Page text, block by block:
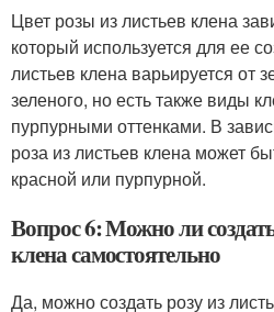
Цвет розы из листьев клена
который используется для ее
листьев клена варьируется от
зеленого, но есть также виды
пурпурными оттенками. В
роза из листьев клена может
красной или пурпурной.
Вопрос 6: Можно ли
клена самостоятельно
Да, можно создать розу из